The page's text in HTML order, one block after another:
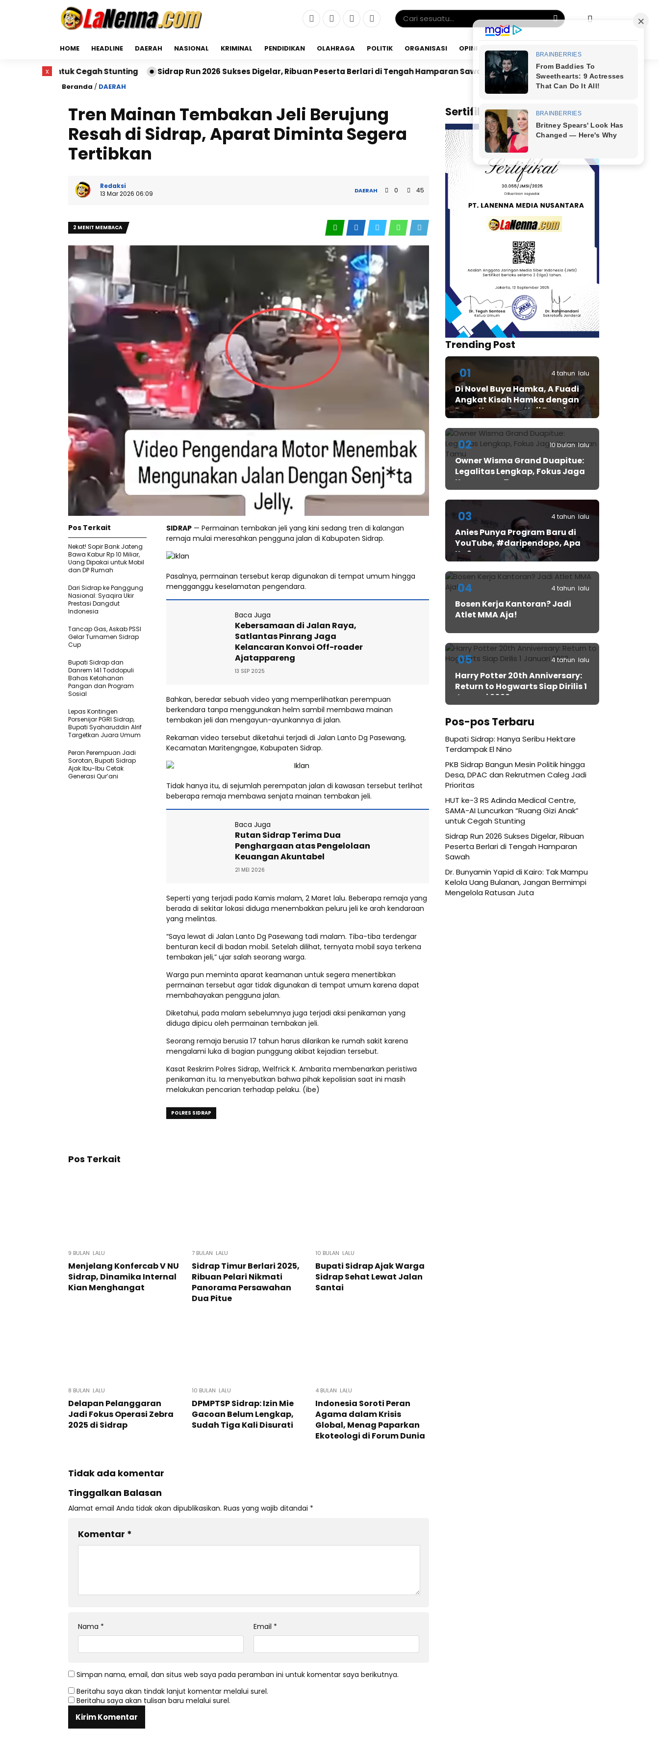
HOME HEADLINE DAERAH NASIONAL KRIMINAL PENDIDIKAN OLAHRAGA POLITIK ORGANISASI OPINI
Cegah Stunting Sidrap Run 2026 Sukses Digelar, Ribuan Peserta Berlari di Tengah Hamparan Sawah Dr. Bunyamin Yapid di Kairo: Tak Mampu Kelola
Beranda / DAERAH
Tren Mainan Tembakan Jeli Berujung
Resah di Sidrap, Aparat Diminta Segera
Tertibkan
Redaksi
13 Mar 2026 06:09
DAERAH 0 45
2 MENIT MEMBACA
SIDRAP — Permainan tembakan jeli yang kini sedang tren di kalangan
remaja mulai meresahkan pengguna jalan di Kabupaten Sidrap.
Pasalnya, permainan tersebut kerap digunakan di tempat umum hingga
mengganggu keselamatan pengendara.
Baca Juga
Kebersamaan di Jalan Raya,
Satlantas Pinrang Jaga
Kelancaran Konvoi Off-roader
Ajatappareng
13 SEP 2025
Bahkan, beredar sebuah video yang memperlihatkan perempuan
berkendara tanpa menggunakan helm sambil membawa mainan
tembakan jeli dan mengayun-ayunkannya di jalan.
Rekaman video tersebut diketahui terjadi di Jalan Lanto Dg Pasewang,
Kecamatan Maritengngae, Kabupaten Sidrap.
Tidak hanya itu, di sejumlah perempatan jalan di kawasan tersebut terlihat
beberapa remaja membawa senjata mainan tembakan jeli.
Baca Juga
Rutan Sidrap Terima Dua
Penghargaan atas Pengelolaan
Keuangan Akuntabel
21 MEI 2026
Seperti yang terjadi pada Kamis malam, 2 Maret lalu. Beberapa remaja yang
berada di sekitar lokasi diduga menembakkan peluru jeli ke arah kendaraan
yang melintas.
“Saya lewat di Jalan Lanto Dg Pasewang tadi malam. Tiba-tiba terdengar
benturan kecil di badan mobil. Setelah dilihat, ternyata mobil saya terkena
tembakan jeli,” ujar salah seorang warga.
Warga pun meminta aparat keamanan untuk segera menertibkan
permainan tersebut agar tidak digunakan di tempat umum karena dapat
membahayakan pengguna jalan.
Diketahui, pada malam sebelumnya juga terjadi aksi penikaman yang
diduga dipicu oleh permainan tembakan jeli.
Seorang remaja berusia 17 tahun harus dilarikan ke rumah sakit karena
mengalami luka di bagian punggung akibat kejadian tersebut.
Kasat Reskrim Polres Sidrap, Welfrick K. Ambarita membenarkan peristiwa
penikaman itu. Ia menyebutkan bahwa pihak kepolisian saat ini masih
melakukan pencarian terhadap pelaku. (ibe)
POLRES SIDRAP
Pos Terkait
Nekat! Sopir Bank Jateng
Bawa Kabur Rp 10 Miliar,
Uang Dipakai untuk Mobil
dan DP Rumah
Dari Sidrap ke Panggung
Nasional: Syaqira Ukir
Prestasi Dangdut
Indonesia
Tancap Gas, Askab PSSI
Gelar Turnamen Sidrap
Cup
Bupati Sidrap dan
Danrem 141 Toddopuli
Bahas Ketahanan
Pangan dan Program
Sosial
Lepas Kontingen
Porsenijar PGRI Sidrap,
Bupati Syaharuddin Alrif
Targetkan Juara Umum
Peran Perempuan Jadi
Sorotan, Bupati Sidrap
Ajak Ibu-Ibu Cetak
Generasi Qur’ani
Pos Terkait
9 BULAN LALU
Menjelang Konfercab V NU
Sidrap, Dinamika Internal
Kian Menghangat
7 BULAN LALU
Sidrap Timur Berlari 2025,
Ribuan Pelari Nikmati
Panorama Persawahan
Dua Pitue
10 BULAN LALU
Bupati Sidrap Ajak Warga
Sidrap Sehat Lewat Jalan
Santai
8 BULAN LALU
Delapan Pelanggaran
Jadi Fokus Operasi Zebra
2025 di Sidrap
10 BULAN LALU
DPMPTSP Sidrap: Izin Mie
Gacoan Belum Lengkap,
Sudah Tiga Kali Disurati
4 BULAN LALU
Indonesia Soroti Peran
Agama dalam Krisis
Global, Menag Paparkan
Ekoteologi di Forum Dunia
Tidak ada komentar
Tinggalkan Balasan
Alamat email Anda tidak akan dipublikasikan. Ruas yang wajib ditandai *
Komentar *
Nama * Email *
Simpan nama, email, dan situs web saya pada peramban ini untuk komentar saya berikutnya.
Beritahu saya akan tindak lanjut komentar melalui surel.
Beritahu saya akan tulisan baru melalui surel.
Sertifikat JMSI
Trending Post
01 4 tahun lalu
Di Novel Buya Hamka, A Fuadi
Angkat Kisah Hamka dengan
Bung Karno dan Haji Rasul
02 10 bulan lalu
Owner Wisma Grand Duapitue:
Legalitas Lengkap, Fokus Jaga
Keamanan Tamu
03 4 tahun lalu
Anies Punya Program Baru di
YouTube, #daripendopo, Apa
Itu?
04 4 tahun lalu
Bosen Kerja Kantoran? Jadi
Atlet MMA Aja!
05 4 tahun lalu
Harry Potter 20th Anniversary:
Return to Hogwarts Siap Dirilis 1
Januari 2022
Pos-pos Terbaru
Bupati Sidrap: Hanya Seribu Hektare
Terdampak El Nino
PKB Sidrap Bangun Mesin Politik hingga
Desa, DPAC dan Rekrutmen Caleg Jadi
Prioritas
HUT ke-3 RS Adinda Medical Centre,
SAMA-AI Luncurkan “Ruang Gizi Anak”
untuk Cegah Stunting
Sidrap Run 2026 Sukses Digelar, Ribuan
Peserta Berlari di Tengah Hamparan
Sawah
Dr. Bunyamin Yapid di Kairo: Tak Mampu
Kelola Uang Bulanan, Jangan Bermimpi
Mengelola Ratusan Juta
x